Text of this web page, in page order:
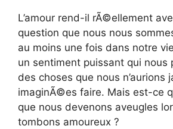
L’amour rend-il rÃ©ellement
question que nous nous
au moins une fois dans notre
un sentiment puissant qui nous
des choses que nous n’aurions
imaginÃ©es faire. Mais est-ce
que nous devenons aveugles
tombons amoureux ?